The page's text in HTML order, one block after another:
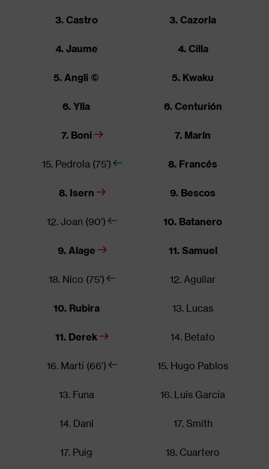
3. Castro
4. Jaume
5. Angli ©
6. Ylla
7. Boni
15. Pedrola (75')
8. Isern
12. Joan (90')
9. Alage
18. Nico (75')
10. Rubira
11. Derek
16. Martí (66')
13. Funa
14. Dani
17. Puig
3. Cazorla
4. Cilla
5. Kwaku
6. Centurión
7. Marín
8. Francés
9. Bescos
10. Batanero
11. Samuel
12. Aguilar
13. Lucas
14. Betato
15. Hugo Pablos
16. Luis García
17. Smith
18. Cuartero